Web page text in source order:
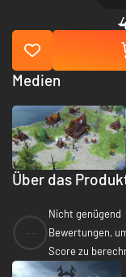
Über das
Nicht genügend
Bewertungen,
Score zu
Medien